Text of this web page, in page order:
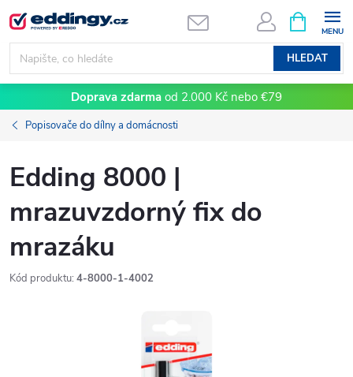
Přejít
na
obsah
HLEDAT
NÁKUPNÍ
KOŠÍK
Doprava zdarma od 2.000 Kč nebo €79
Popisovače do dílny a domácnosti
Edding 8000 |
mrazuvzdorný fix do
mrazáku
Kód produktu: 4-8000-1-4002